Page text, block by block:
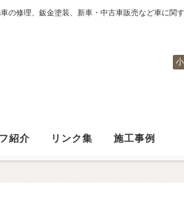
の修理、鈑金塗装、新車・中古車販売など車に関
小
紹介 リンク集 施工事例